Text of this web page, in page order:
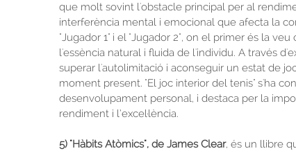
que molt sovint l'obstacle principal per al
interferència mental i emocional que afecta la
"Jugador 1" i el "Jugador 2", on el primer és la
l'essència natural i fluida de l'individu. A través
superar l'autolimitació i aconseguir un estat de
moment present. "El joc interior del tenis" s'ha
desenvolupament personal, i destaca per la
rendiment i l’excel·lència.
5) "Hàbits Atòmics", de James Clear, és un llibre